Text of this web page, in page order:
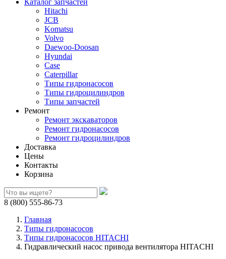
Каталог запчастей
Hitachi
JCB
Komatsu
Volvo
Daewoo-Doosan
Hyundai
Case
Caterpillar
Типы гидронасосов
Типы гидроцилиндров
Типы запчастей
Ремонт
Ремонт экскаваторов
Ремонт гидронасосов
Ремонт гидроцилиндров
Доставка
Цены
Контакты
Корзина
8 (800) 555-86-73
Главная
Типы гидронасосов
Типы гидронасосов HITACHI
Гидравлический насос привода вентилятора HITACHI